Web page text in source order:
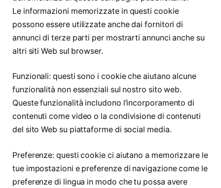
Le informazioni memorizzate in questi cookie
possono essere utilizzate anche dai fornitori di
annunci di terze parti per mostrarti annunci anche su
altri siti Web sul browser.
Funzionali: questi sono i cookie che aiutano alcune
funzionalità non essenziali sul nostro sito web.
Queste funzionalità includono l’incorporamento di
contenuti come video o la condivisione di contenuti
del sito Web su piattaforme di social media.
Preferenze: questi cookie ci aiutano a memorizzare le
tue impostazioni e preferenze di navigazione come le
preferenze di lingua in modo che tu possa avere